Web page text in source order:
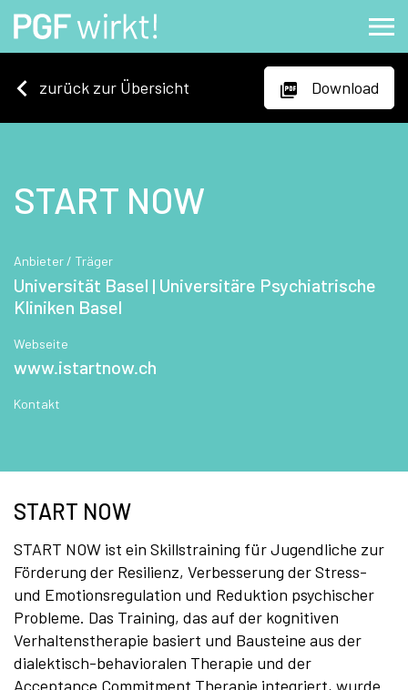
zurück zur Übersicht Download
START NOW
Anbieter / Träger
Universität Basel | Universitäre Psychiatrische
Kliniken Basel
Webseite
www.istartnow.ch
Kontakt
START NOW
START NOW ist ein Skillstraining für Jugendliche zur
Förderung der Resilienz, Verbesserung der Stress-
und Emotionsregulation und Reduktion psychischer
Probleme. Das Training, das auf der kognitiven
Verhaltenstherapie basiert und Bausteine aus der
dialektisch-behavioralen Therapie und der
Acceptance Commitment Therapie integriert, wurde